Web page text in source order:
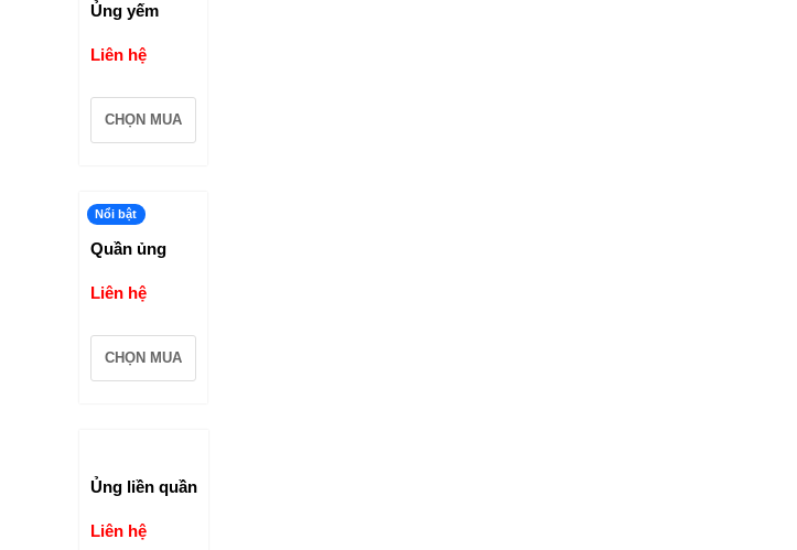
Ủng yếm
Liên hệ
CHỌN MUA
Nổi bật
Quần ủng
Liên hệ
CHỌN MUA
Ủng liền quần
Liên hệ